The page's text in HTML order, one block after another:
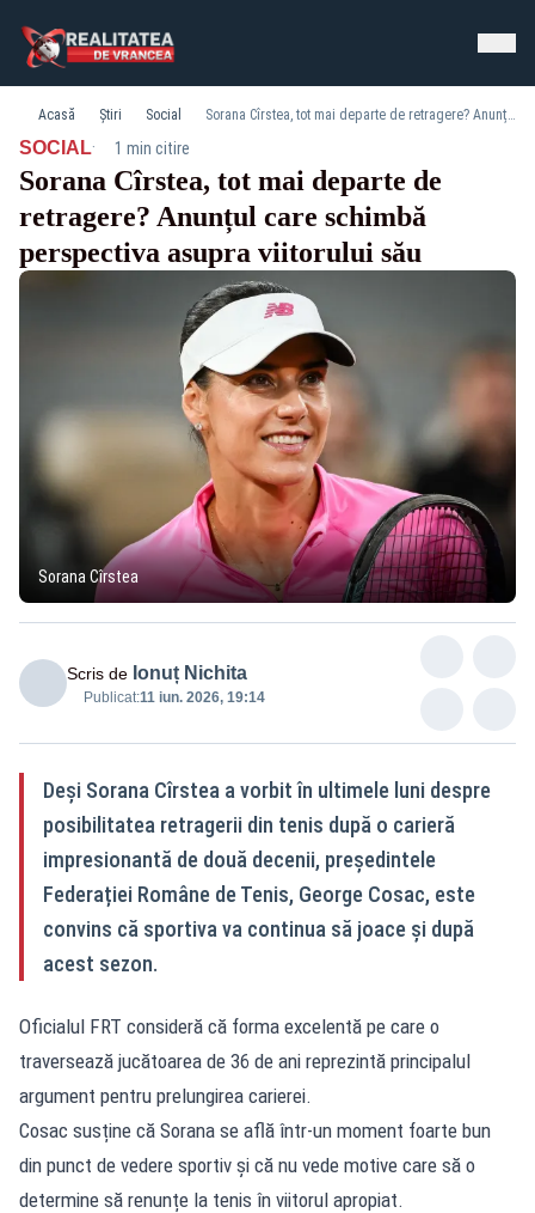
Acasă Știri Social Sorana Cîrstea, tot mai departe de retragere? Anunțul care schimbă perspectiva asupra viitorului său
SOCIAL· 1 min citire
Sorana Cîrstea, tot mai departe de
retragere? Anunțul care schimbă
perspectiva asupra viitorului său
Sorana Cîrstea
Scris de Ionuț Nichita
Publicat:11 iun. 2026, 19:14
Deși Sorana Cîrstea a vorbit în ultimele luni despre
posibilitatea retragerii din tenis după o carieră
impresionantă de două decenii, președintele
Federației Române de Tenis, George Cosac, este
convins că sportiva va continua să joace și după
acest sezon.
Oficialul FRT consideră că forma excelentă pe care o
traversează jucătoarea de 36 de ani reprezintă principalul
argument pentru prelungirea carierei.
Cosac susține că Sorana se află într-un moment foarte bun
din punct de vedere sportiv și că nu vede motive care să o
determine să renunțe la tenis în viitorul apropiat.